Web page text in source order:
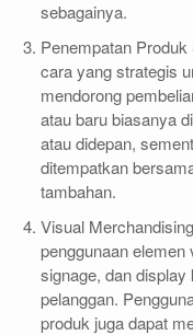
sebagainya.
Penempatan
cara yang strategis
mendorong
atau baru biasanya
atau didepan,
ditempatkan
tambahan.
Visual
penggunaan
signage, dan
pelanggan.
produk juga dapat